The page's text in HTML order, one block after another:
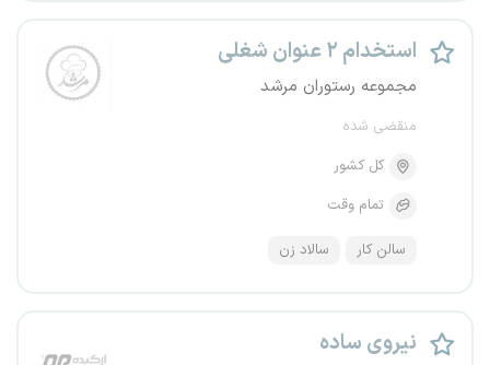
استخدام ۲ عنوان شغلی
مجموعه رستوران مرشد
منقضی شده
کل کشور
تمام وقت
سالن کار سالاد زن
نیروی ساده